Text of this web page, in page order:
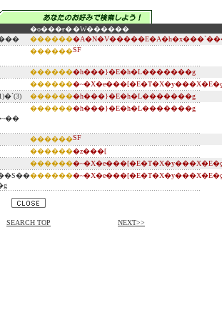
�o���ғ��W������
������
������SF
�������h���}�E�h�L�������g
������
�������h���}�E�h�L�������g
�������h���}�E�h�L�������g
������SF
�������z���[
������
������
SEARCH TOP NEXT>>